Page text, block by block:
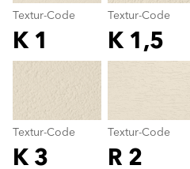
Textur-Code
K 1
Textur-Code
K 1,5
Textur-Code
K 3
Textur-Code
R 2
Textur-Code
color_name